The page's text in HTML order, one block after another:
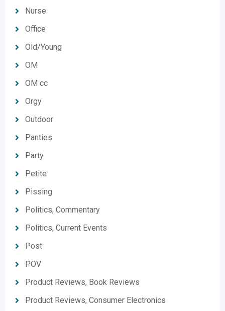
Nurse
Office
Old/Young
OM
OM cc
Orgy
Outdoor
Panties
Party
Petite
Pissing
Politics, Commentary
Politics, Current Events
Post
POV
Product Reviews, Book Reviews
Product Reviews, Consumer Electronics